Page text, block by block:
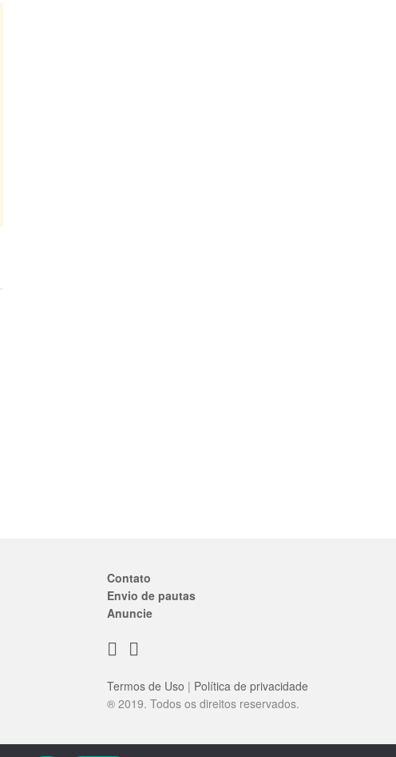
Contato
Envio de pautas
Anuncie
Termos de Uso | Política de privacidade
® 2019. Todos os direitos reservados.